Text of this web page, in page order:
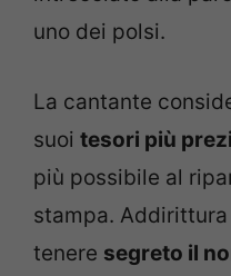
uno dei polsi.
La cantante
suoi tesori più
più possibile al
stampa.
tenere segreto il